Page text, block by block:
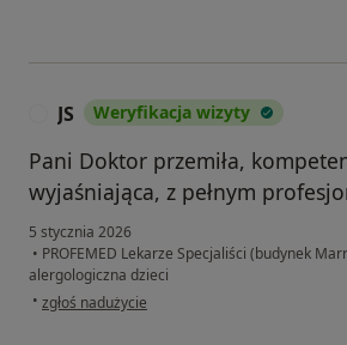
JS Weryfikacja wizyty
Pani Doktor przemiła,
wyjaśniająca, z pełnym
5 stycznia 2026
• PROFEMED Lekarze Specjaliści (budynek
alergologiczna dzieci
• w opinii użytkownika JS
zgłoś nadużycie